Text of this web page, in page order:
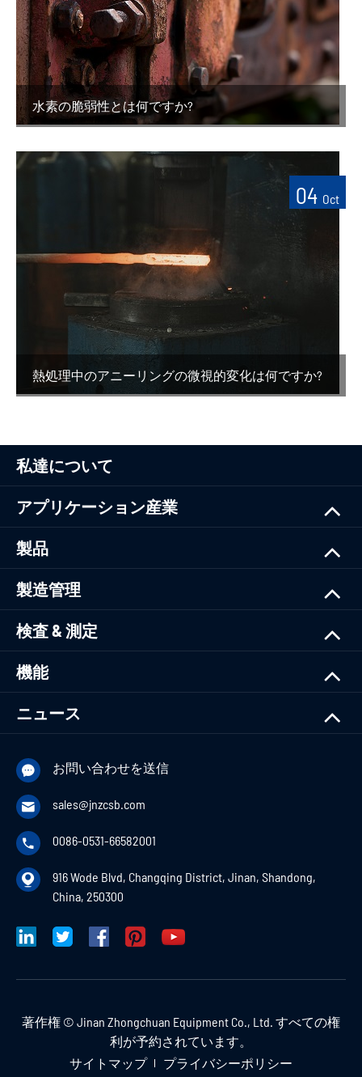
水素の脆弱性とは何ですか?
04 Oct
熱処理中のアニーリングの微視的変化は何ですか?
私達について
アプリケーション産業
製品
製造管理
検査 & 測定
機能
ニュース
 お問い合わせを送信
 sales@jnzcsb.com
 0086-0531-66582001

916 Wode Blvd, Changqing District, Jinan, Shandong,
China, 250300
著作権 © Jinan Zhongchuan Equipment Co., Ltd. すべての権
利が予約されています。
サイトマップ
プライバシーポリシー